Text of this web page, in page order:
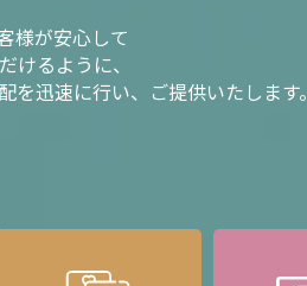
様が安心して
けるように、
迅速に行い、ご提供いたします。